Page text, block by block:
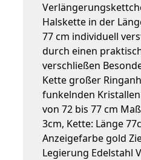
Halskette in der
77 cm individuell
durch einen
verschließen
Kette großer
funkelnden
von 72 bis 77 cm
3cm, Kette: Länge
Anzeigefarbe gold
Legierung Edelstahl